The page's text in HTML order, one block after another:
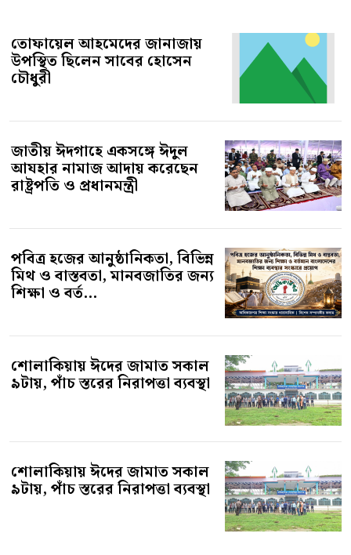
তোফায়েল আহমেদের জানাজায়
উপস্থিত ছিলেন সাবের হোসেন
চৌধুরী
জাতীয় ঈদগাহে একসঙ্গে ঈদুল
আযহার নামাজ আদায় করেছেন
রাষ্ট্রপতি ও প্রধানমন্ত্রী
পবিত্র হজের আনুষ্ঠানিকতা, বিভিন্ন
মিথ ও বাস্তবতা, মানবজাতির জন্য
শিক্ষা ও বর্ত...
শোলাকিয়ায় ঈদের জামাত সকাল
৯টায়, পাঁচ স্তরের নিরাপত্তা ব্যবস্থা
শোলাকিয়ায় ঈদের জামাত সকাল
৯টায়, পাঁচ স্তরের নিরাপত্তা ব্যবস্থা